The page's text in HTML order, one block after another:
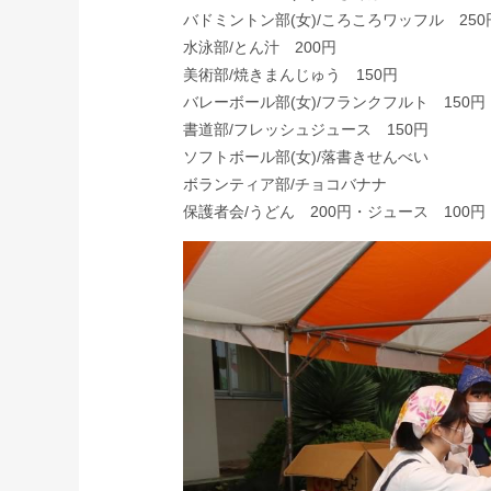
バドミントン部(女)/ころころワッフル 250
水泳部/とん汁 200円
美術部/焼きまんじゅう 150円
バレーボール部(女)/フランクフルト 150円
書道部/フレッシュジュース 150円
ソフトボール部(女)/落書きせんべい
ボランティア部/チョコバナナ
保護者会/うどん 200円・ジュース 100